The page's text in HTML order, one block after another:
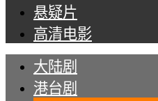
悬疑片
高清电影
大陆剧
港台剧